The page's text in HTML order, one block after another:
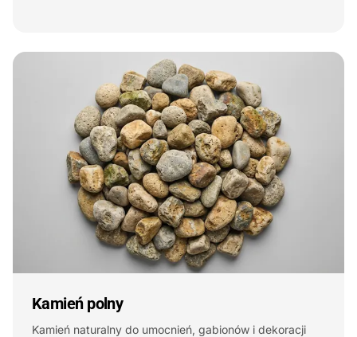
Kamień polny
Kamień naturalny do umocnień, gabionów i dekoracji